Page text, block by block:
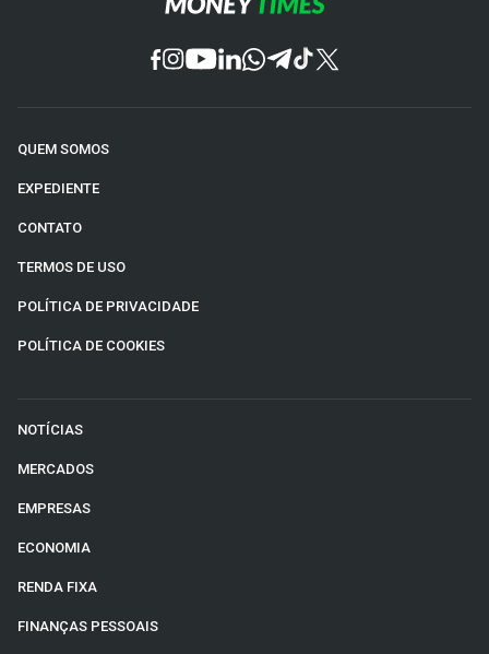
QUEM SOMOS
EXPEDIENTE
CONTATO
TERMOS DE USO
POLÍTICA DE PRIVACIDADE
POLÍTICA DE COOKIES
NOTÍCIAS
MERCADOS
EMPRESAS
ECONOMIA
RENDA FIXA
FINANÇAS PESSOAIS